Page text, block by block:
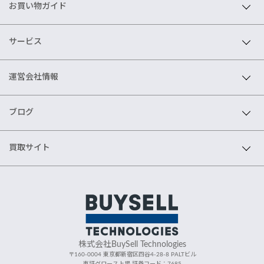
お買い物ガイド
サービス
運営会社情報
ブログ
買取サイト
株式会社BuySell Technologies
〒160-0004 東京都新宿区四谷4-28-8 PALTビル